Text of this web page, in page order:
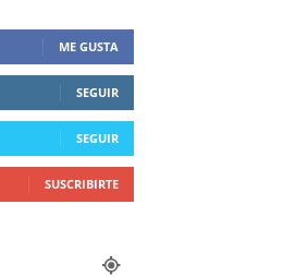
ME GUSTA
SEGUIR
SEGUIR
SUSCRIBIRTE